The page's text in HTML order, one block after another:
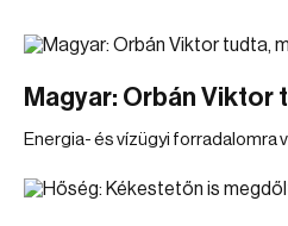
Magyar: Orbán
Energia- és vízügyi forradalomra